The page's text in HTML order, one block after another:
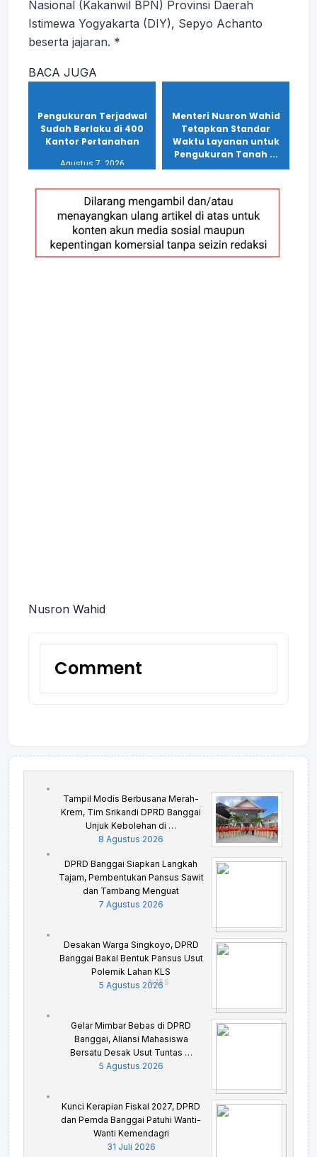
Nasional (Kakanwil BPN) Provinsi Daerah
Istimewa Yogyakarta (DIY), Sepyo Achanto
beserta jajaran. *
BACA JUGA
Pengukuran Terjadwal
Sudah Berlaku di 400
Kantor Pertanahan
Agustus 7, 2026
Menteri Nusron Wahid
Tetapkan Standar
Waktu Layanan untuk
Pengukuran Tanah ...
Nusron Wahid
Comment
%1$S
Tampil Modis Berbusana Merah-
Krem, Tim Srikandi DPRD Banggai
Unjuk Kebolehan di …
8 Agustus 2026
DPRD Banggai Siapkan Langkah
Tajam, Pembentukan Pansus Sawit
dan Tambang Menguat
7 Agustus 2026
Desakan Warga Singkoyo, DPRD
Banggai Bakal Bentuk Pansus Usut
Polemik Lahan KLS
5 Agustus 2026
Gelar Mimbar Bebas di DPRD
Banggai, Aliansi Mahasiswa
Bersatu Desak Usut Tuntas …
5 Agustus 2026
Kunci Kerapian Fiskal 2027, DPRD
dan Pemda Banggai Patuhi Wanti-
Wanti Kemendagri
31 Juli 2026